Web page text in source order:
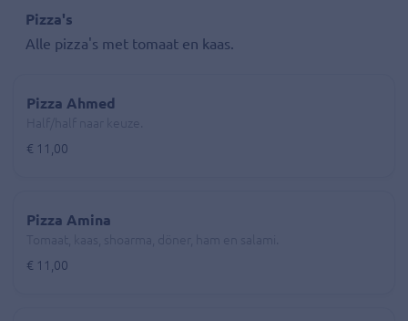
Pizza's
Alle pizza's met tomaat en kaas.
Pizza Ahmed
€ 11,00
Pizza Amina
€ 11,00